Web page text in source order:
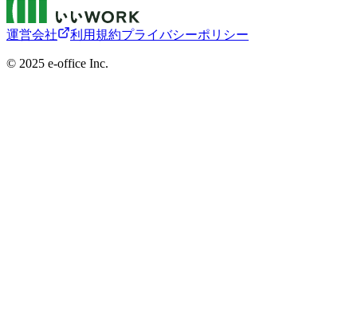
運営会社 利用規約プライバシーポリシー
©︎ 2025 e-office Inc.